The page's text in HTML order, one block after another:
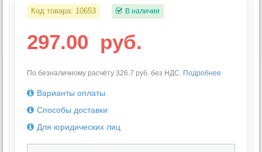
Код товара: 10653 В наличии
297.00 руб.
По безналичному расчёту 326.7 руб. без НДС. Подробнее
Варианты оплаты
Способы доставки
Для юридических лиц